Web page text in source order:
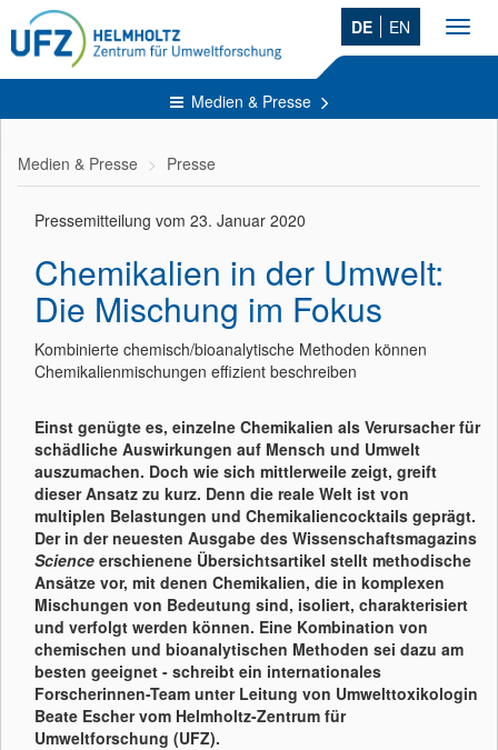
DE EN
Medien & Presse
Medien & Presse Presse
Pressemitteilung vom 23. Januar 2020
Chemikalien in der Umwelt:
Die Mischung im Fokus
Kombinierte chemisch/bioanalytische Methoden können
Chemikalienmischungen effizient beschreiben
Einst genügte es, einzelne Chemikalien als Verursacher für
schädliche Auswirkungen auf Mensch und Umwelt
auszumachen. Doch wie sich mittlerweile zeigt, greift
dieser Ansatz zu kurz. Denn die reale Welt ist von
multiplen Belastungen und Chemikaliencocktails geprägt.
Der in der neuesten Ausgabe des Wissenschaftsmagazins
Science erschienene Übersichtsartikel stellt methodische
Ansätze vor, mit denen Chemikalien, die in komplexen
Mischungen von Bedeutung sind, isoliert, charakterisiert
und verfolgt werden können. Eine Kombination von
chemischen und bioanalytischen Methoden sei dazu am
besten geeignet - schreibt ein internationales
Forscherinnen-Team unter Leitung von Umwelttoxikologin
Beate Escher vom Helmholtz-Zentrum für
Umweltforschung (UFZ).